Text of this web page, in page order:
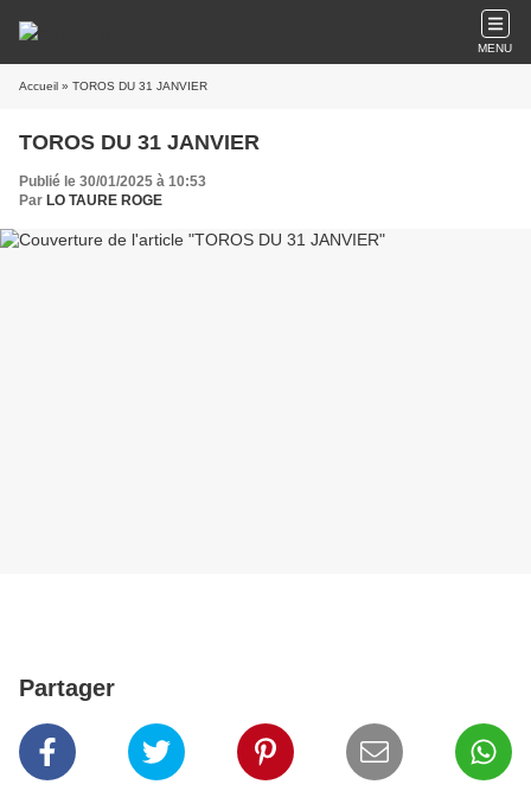
MENU
Accueil » TOROS DU 31 JANVIER
TOROS DU 31 JANVIER
Publié le 30/01/2025 à 10:53
Par LO TAURE ROGE
Partager